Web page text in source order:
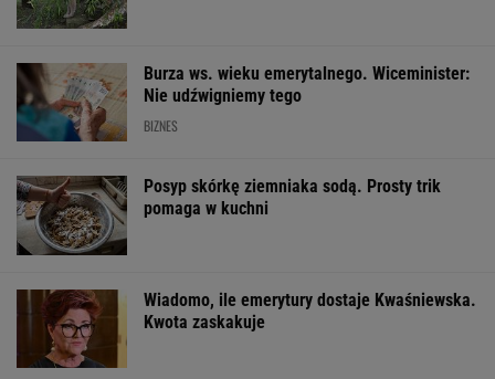
Burza ws. wieku emerytalnego. Wiceminister:
Nie udźwigniemy tego
BIZNES
Posyp skórkę ziemniaka sodą. Prosty trik
pomaga w kuchni
Wiadomo, ile emerytury dostaje Kwaśniewska.
Kwota zaskakuje